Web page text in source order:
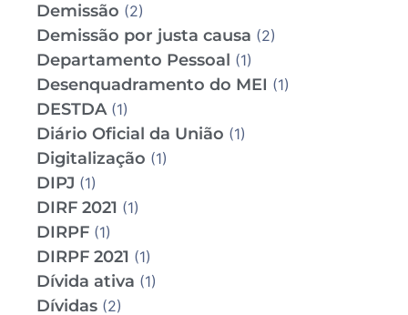
Demissão (2)
Demissão por justa causa (2)
Departamento Pessoal (1)
Desenquadramento do MEI (1)
DESTDA(1)
Diário Oficial da União (1)
Digitalização (1)
DIPJ (1)
DIRF 2021 (1)
DIRPF (1)
DIRPF 2021 (1)
Dívida ativa (1)
Dívidas (2)